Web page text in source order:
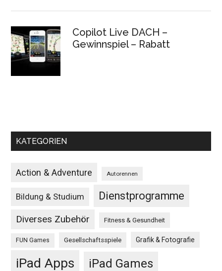
Copilot Live DACH –
Gewinnspiel – Rabatt
KATEGORIEN
Action & Adventure Autorennen
Bildung & Studium Dienstprogramme
Diverses Zubehör Fitness & Gesundheit
FUN Games Gesellschaftsspiele Grafik & Fotografie
iPad Apps iPad Games